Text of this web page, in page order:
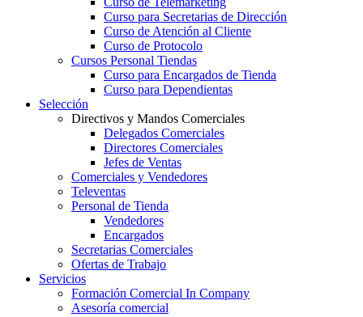
Curso para Secretarias de Dirección
Curso de Atención al Cliente
Curso de Protocolo
Cursos Personal Tiendas
Curso para Encargados de Tienda
Curso para Dependientas
Selección
Directivos y Mandos Comerciales
Delegados Comerciales
Directores Comerciales
Jefes de Ventas
Comerciales y Vendedores
Televentas
Personal de Tienda
Vendedores
Encargados
Secretarias Comerciales
Ofertas de Trabajo
Servicios
Formación Comercial In Company
Asesoría comercial